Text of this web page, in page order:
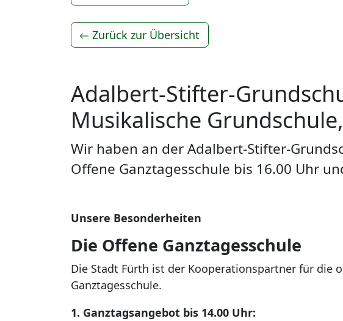
Zurück zur Übersicht
Adalbert-Stifter-
Musikalische
Wir haben an der Adalbert-Stifter-
Offene Ganztagesschule bis 16.00 Uhr
Unsere Besonderheiten
Die Offene Ganztagesschule
Die Stadt Fürth ist der Kooperationspartner für die
Ganztagesschule.
1. Ganztagsangebot bis 14.00 Uhr: